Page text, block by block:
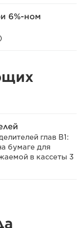
6%-ном
глав B1:
бумаге для
в кассеты 3